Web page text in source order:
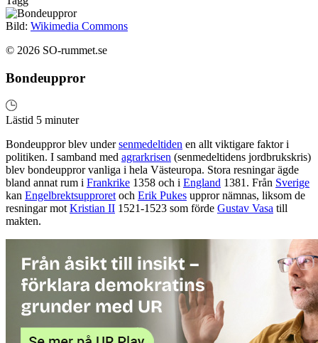
Bild: Wikimedia Commons
© 2026 SO-rummet.se
Bondeuppror
Lästid 5 minuter
Bondeuppror blev undersenmedeltiden en allt viktigare faktor i
politiken. I samband med agrarkrisen (senmedeltidens jordbrukskris)
blev bondeuppror vanliga i hela Västeuropa. Stora resningar ägde
bland annat rum i Frankrike 1358 och i England 1381. Från Sverige
kan Engelbrektsupproret och Erik Pukes uppror nämnas, liksom de
resningar mot Kristian II 1521-1523 som förde Gustav Vasa till
makten.